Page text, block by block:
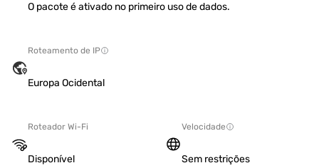
O pacote é ativado no primeiro uso de dados.
Roteamento de IP
Europa Ocidental
Roteador Wi-Fi
Disponível
Velocidade
Sem restrições